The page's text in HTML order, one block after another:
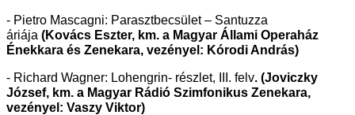
- Pietro Mascagni: Parasztbecsület – Santuzza
áriája (Kovács Eszter, km. a Magyar Állami Operaház
Énekkara és Zenekara, vezényel: Kórodi András)
- Richard Wagner: Lohengrin- részlet, III. felv. (Joviczky
József, km. a Magyar Rádió Szimfonikus Zenekara,
vezényel: Vaszy Viktor)